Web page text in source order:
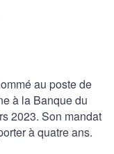
au poste de
à la Banque du
2023. Son mandat
à quatre ans.